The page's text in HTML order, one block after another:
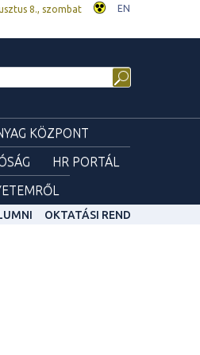
8., szombat EN
KÖZPONT
HR PORTÁL
OKTATÁSI REND